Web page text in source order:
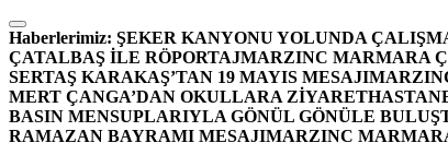
İçeriğe
atla
Haberlerimiz: ŞEKER KANYONU YOLUNDA
ÇATALBAŞ İLE RÖPORTAJMARZINC MARMARA
SERTAŞ KARAKAŞ’TAN 19 MAYIS MESAJI
MERT ÇANGA’DAN OKULLARA ZİYARET
BASIN MENSUPLARIYLA GÖNÜL GÖNÜLE
RAMAZAN BAYRAMI MESAJIMARZINC